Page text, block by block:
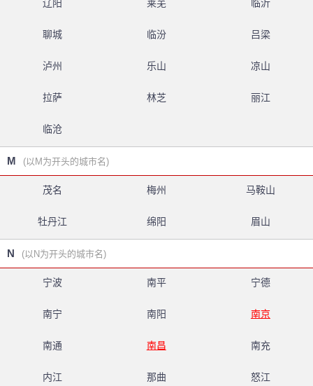
辽阳 莱芜 临沂
聊城 临汾 吕梁
泸州 乐山 凉山
拉萨 林芝 丽江
临沧
M (以M为开头的城市名)
茂名 梅州 马鞍山
牡丹江 绵阳 眉山
N (以N为开头的城市名)
宁波 南平 宁德
南宁 南阳 南京
南通 南昌 南充
内江 那曲 怒江